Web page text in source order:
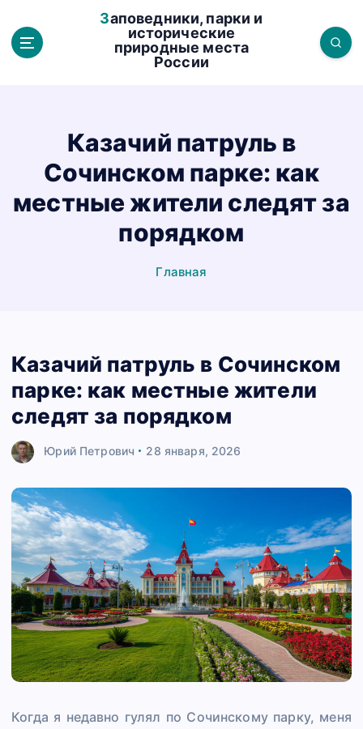
Заповедники, парки и
исторические
природные места
России
Казачий патруль в
Сочинском парке: как
местные жители следят за
порядком
Главная
Казачий патруль в Сочинском
парке: как местные жители
следят за порядком
Юрий Петрович 28 января, 2026
Когда я недавно гулял по Сочинскому парку, меня